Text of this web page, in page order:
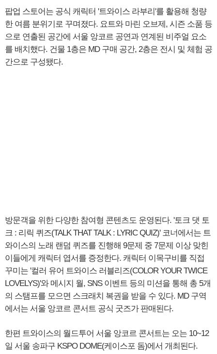
팝업 스토어는 공식 캐릭터 '트와이스 라부리'를 활용해 청량
한 여름 분위기로 꾸며졌다. 요트와 마린 오브제, 시즌 소품 등
으로 연출된 공간에 서울 앙코르 공연과 연계된 비주얼 요소
를 배치했다. 건물 1층은 MD 구매 공간, 2층은 전시 및 체험 공
간으로 구성됐다.
방문객을 위한 다양한 참여형 콘텐츠도 운영된다. '토크 댓 토
크 : 리릭 퀴즈(TALK THAT TALK : LYRIC QUIZ)' 코너에서는 트
와이스의 노래 랜덤 퀴즈를 진행해 9문제 중 7문제 이상 맞힌
이들에게 캐릭터 엽서를 증정한다. 캐릭터 이목구비를 직접
꾸미는 '컬러 유어 트와이스 러블리즈(COLOR YOUR TWICE
LOVELYS)'와 메시지 월, SNS 이벤트 등의 미션을 통해 총 5개
의 스탬프를 모으면 스크래치 복권을 받을 수 있다. MD 구역
에서는 서울 앙코르 콘서트 공식 굿즈가 판매된다.
한편 트와이스의 월드투어 서울 앙코르 콘서트는 오는 10~12
일 서울 송파구 KSPO DOME(케이스포 돔)에서 개최된다.